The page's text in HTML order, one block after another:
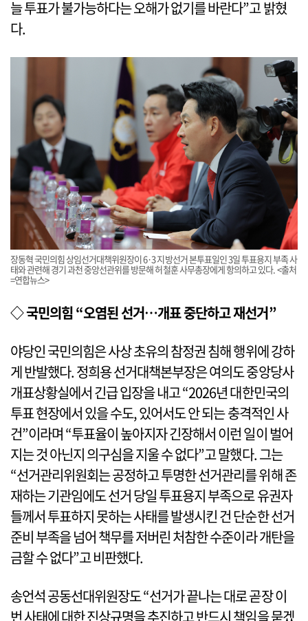
늘 투표가 불가능하다는 오해가 없기를 바란다”고 밝혔
다.
장동혁 국민의힘 상임선거대책위원장이 6·3 지방선거 본투표일인 3일 투표용지 부족 사
태와 관련해 경기 과천 중앙선관위를 방문해 허철훈 사무총장에게 항의하고 있다. <출처
=연합뉴스>
◇ 국민의힘 “오염된 선거…개표 중단하고 재선거”
야당인 국민의힘은 사상 초유의 참정권 침해 행위에 강하
게 반발했다. 정희용 선거대책본부장은 여의도 중앙당사
개표상황실에서 긴급 입장을 내고 “2026년 대한민국의
투표 현장에서 있을 수도, 있어서도 안 되는 충격적인 사
건”이라며 “투표율이 높아지자 긴장해서 이런 일이 벌어
지는 것 아닌지 의구심을 지울 수 없다”고 말했다. 그는
“선거관리위원회는 공정하고 투명한 선거관리를 위해 존
재하는 기관임에도 선거 당일 투표용지 부족으로 유권자
들께서 투표하지 못하는 사태를 발생시킨 건 단순한 선거
준비 부족을 넘어 책무를 저버린 처참한 수준이라 개탄을
금할 수 없다”고 비판했다.
송언석 공동선대위원장도 “선거가 끝나는 대로 곧장 이
번 사태에 대한 진상규명을 추진하고 반드시 책임을 묻겠